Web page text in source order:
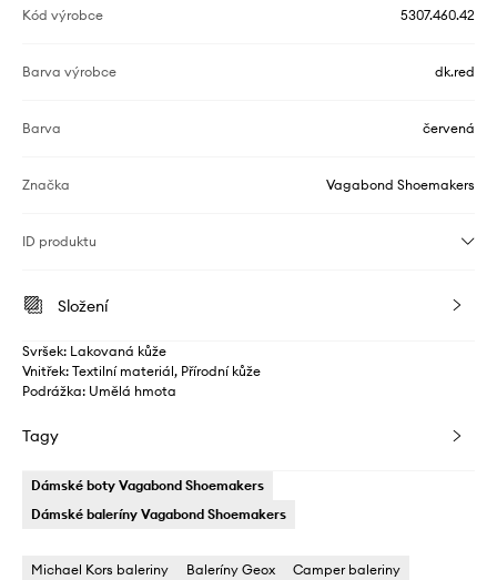
Kód výrobce 5307.460.42
Barva výrobce dk.red
Barva červená
Značka Vagabond Shoemakers
ID produktu
Složení
Svršek: Lakovaná kůže
Vnitřek: Textilní materiál, Přírodní kůže
Podrážka: Umělá hmota
Tagy
Dámské boty Vagabond Shoemakers
Dámské baleríny Vagabond Shoemakers
Michael Kors baleriny Baleríny Geox Camper baleriny